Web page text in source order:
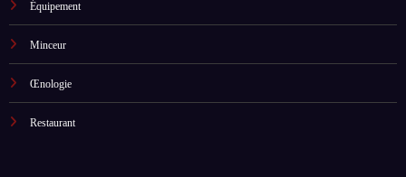
Équipement
Minceur
Œnologie
Restaurant